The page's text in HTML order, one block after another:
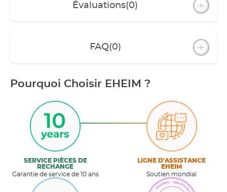
Évaluations(0)
FAQ(0)
Pourquoi Choisir EHEIM ?
SERVICE PIÈCES DE
RECHANGE
Garantie de service de 10 ans
LIGNE D'ASSISTANCE
EHEIM
Soutien mondial